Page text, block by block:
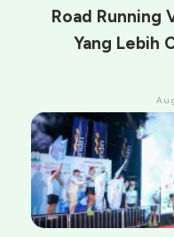
Road Running
Yang Lebih